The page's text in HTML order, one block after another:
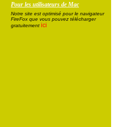
Pour les utilisateurs de Mac
Notre site est optimisé pour le navigateur
FireFox que vous pouvez télécharger
gratuitement ici